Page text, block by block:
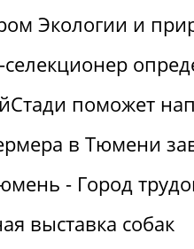
Экологии и
поможет
в Тюмени
- Город
выставка собак